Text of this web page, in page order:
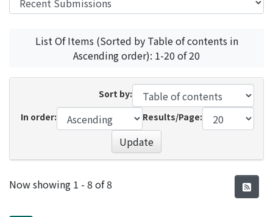
List Of Items (Sorted by Table of contents in
Ascending order): 1-20 of 20
Sort by:
In order:
Results/Page:
Update
Recent Submissions
Now showing 1 - 8 of 8